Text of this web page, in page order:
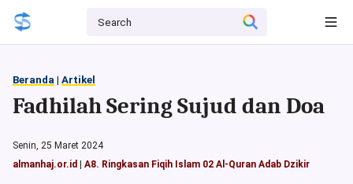
Beranda | Artikel
Fadhilah Sering Sujud dan Doa
Senin, 25 Maret 2024
almanhaj.or.id
A8. Ringkasan Fiqih Islam 02 Al-Quran Adab Dzikir